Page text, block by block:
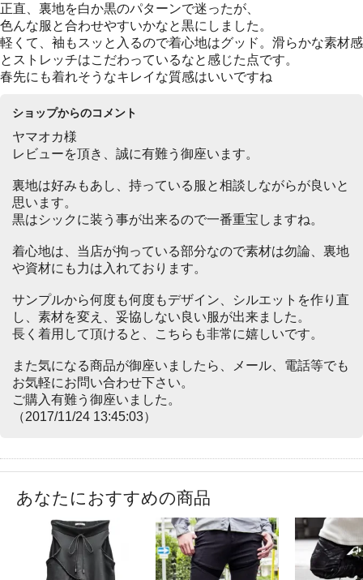
正直、裏地を白か黒のパターンで迷ったが、
色んな服と合わせやすいかなと黒にしました。
軽くて、袖もスッと入るので着心地はグッド。滑らかな素材感
とストレッチはこだわっているなと感じた点です。
春先にも着れそうなキレイな質感はいいですね
ショップからのコメント
ヤマオカ様
レビューを頂き、誠に有難う御座います。
裏地は好みもあし、持っている服と相談しながらが良いと
思います。
黒はシックに装う事が出来るので一番重宝しますね。
着心地は、当店が拘っている部分なので素材は勿論、裏地
や資材にも力は入れております。
サンプルから何度も何度もデザイン、シルエットを作り直
し、素材を変え、妥協しない良い服が出来ました。
長く着用して頂けると、こちらも非常に嬉しいです。
また気になる商品が御座いましたら、メール、電話等でも
お気軽にお問い合わせ下さい。
ご購入有難う御座いました。
（2017/11/24 13:45:03）
あなたにおすすめの商品